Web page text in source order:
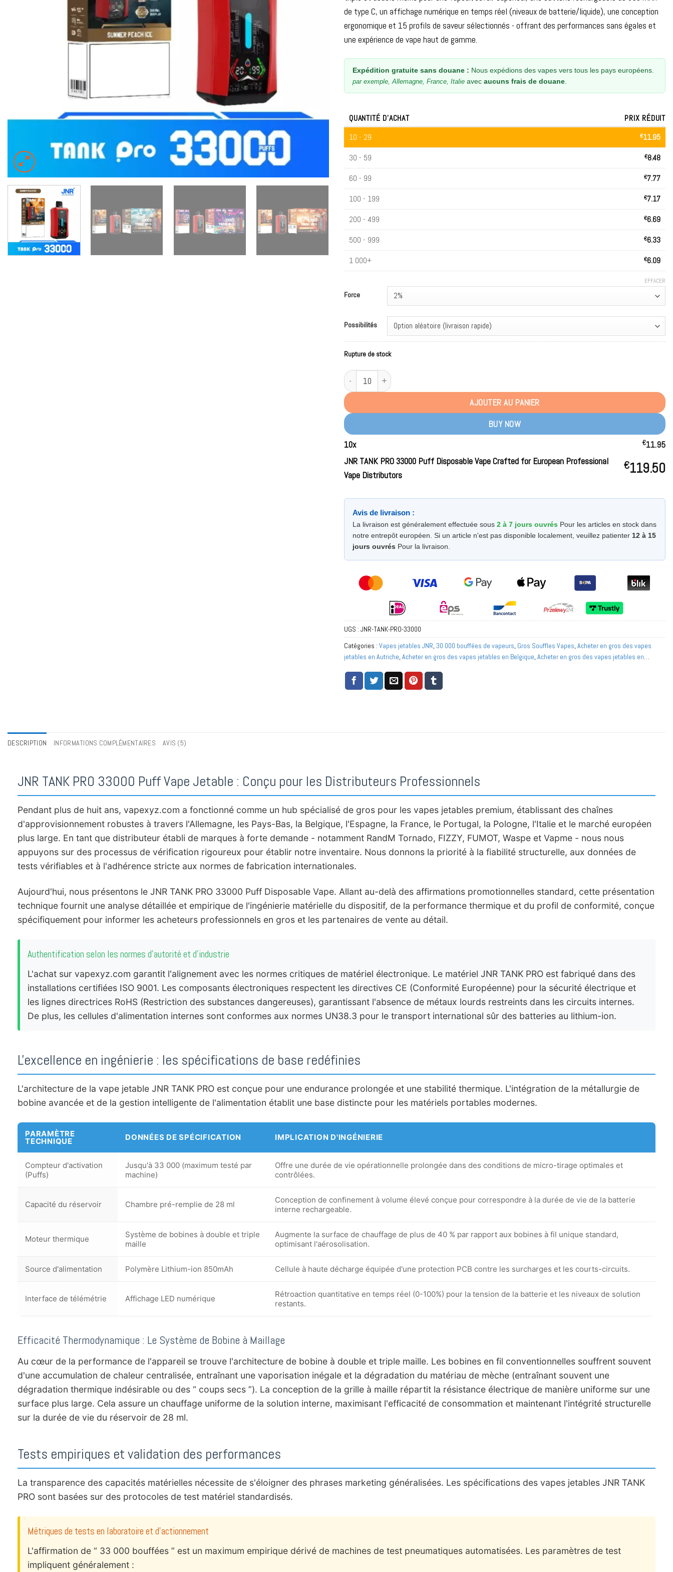
de type C, un affichage numérique en temps réel (niveaux de batterie/liquide), une conception
ergonomique et 15 profils de saveur sélectionnés - offrant des performances sans égales et
une expérience de vape haut de gamme.
Expédition gratuite sans douane : Nous expédions des vapes vers tous les pays européens.
par exemple, Allemagne, France, Italie avec aucuns frais de douane
QUANTITÉ D'ACHAT
PRIX RÉDUIT
10 - 29
€11.95
30 - 59
€8.48
60 - 99
€7.77
100 - 199
€7.17
200 - 499
€6.69
500 - 999
€6.33
1 000+
€6.09
Force
Possibilités
EFFACER
Rupture de stock
quantité de JNR TANK PRO 33000 Puff Disposable Vape Crafted for European Professional Vape Distributors
AJOUTER AU PANIER
BUY NOW
10x €11.95
JNR TANK PRO 33000 Puff Disposable Vape Crafted for European Professional
Vape Distributors
€119.50
Avis de livraison :
La livraison est généralement effectuée sous 2 à 7 jours ouvrés Pour les articles en stock dans
notre entrepôt européen. Si un article n'est pas disponible localement, veuillez patienter 12 à 15
jours ouvrés Pour la livraison.
UGS : JNR-TANK-PRO-33000
Catégories : Vapes jetables JNR, 30 000 bouffées de vapeurs, Gros Souffles Vapes, Acheter en gros des vapes
jetables en Autriche, Acheter en gros des vapes jetables en Belgique, Acheter en gros des vapes jetables en
en gros des vapes jetables aux Pays-Bas
vapes jetables en Pologne,Acheter en gros des vapes jetables au Portugal
DESCRIPTION INFORMATIONS COMPLÉMENTAIRES AVIS (5)
JNR TANK PRO 33000 Puff Vape Jetable : Conçu pour les Distributeurs Professionnels
Pendant plus de huit ans, vapexyz.com a fonctionné comme un hub spécialisé de gros pour les vapes jetables premium, établissant des chaînes
d'approvisionnement robustes à travers l'Allemagne, les Pays-Bas, la Belgique, l'Espagne, la France, le Portugal, la Pologne, l'Italie et le marché européen
plus large. En tant que distributeur établi de marques à forte demande - notamment RandM Tornado, FIZZY, FUMOT, Waspe et Vapme - nous nous
appuyons sur des processus de vérification rigoureux pour établir notre inventaire. Nous donnons la priorité à la fiabilité structurelle, aux données de
tests vérifiables et à l'adhérence stricte aux normes de fabrication internationales.
Aujourd'hui, nous présentons le JNR TANK PRO 33000 Puff Disposable Vape. Allant au-delà des affirmations promotionnelles standard, cette présentation
technique fournit une analyse détaillée et empirique de l'ingénierie matérielle du dispositif, de la performance thermique et du profil de conformité, conçue
spécifiquement pour informer les acheteurs professionnels en gros et les partenaires de vente au détail.
Authentification selon les normes d'autorité et d'industrie
L'achat sur vapexyz.com garantit l'alignement avec les normes critiques de matériel électronique. Le matériel JNR TANK PRO est fabriqué dans des
installations certifiées ISO 9001. Les composants électroniques respectent les directives CE (Conformité Européenne) pour la sécurité électrique et
les lignes directrices RoHS (Restriction des substances dangereuses), garantissant l'absence de métaux lourds restreints dans les circuits internes.
De plus, les cellules d'alimentation internes sont conformes aux normes UN38.3 pour le transport international sûr des batteries au lithium-ion.
L'excellence en ingénierie : les spécifications de base redéfinies
L'architecture de la vape jetable JNR TANK PRO est conçue pour une endurance prolongée et une stabilité thermique. L'intégration de la métallurgie de
bobine avancée et de la gestion intelligente de l'alimentation établit une base distincte pour les matériels portables modernes.
PARAMÈTRE
TECHNIQUE DONNÉES DE SPÉCIFICATION IMPLICATION D'INGÉNIERIE
Compteur d'activation
(Puffs)
Jusqu'à 33 000 (maximum testé par
machine)
Offre une durée de vie opérationnelle prolongée dans des conditions de micro-tirage optimales et
contrôlées.
Capacité du réservoir Chambre pré-remplie de 28 ml
Conception de confinement à volume élevé conçue pour correspondre à la durée de vie de la batterie
interne rechargeable.
Moteur thermique
Système de bobines à double et triple
maille
Augmente la surface de chauffage de plus de 40 % par rapport aux bobines à fil unique standard,
optimisant l'aérosolisation.
Source d'alimentation Polymère Lithium-ion 850mAh Cellule à haute décharge équipée d'une protection PCB contre les surcharges et les courts-circuits.
Interface de télémétrie Affichage LED numérique
Rétroaction quantitative en temps réel (0-100%) pour la tension de la batterie et les niveaux de solution
restants.
Efficacité Thermodynamique : Le Système de Bobine à Maillage
Au cœur de la performance de l'appareil se trouve l'architecture de bobine à double et triple maille. Les bobines en fil conventionnelles souffrent souvent
d'une accumulation de chaleur centralisée, entraînant une vaporisation inégale et la dégradation du matériau de mèche (entraînant souvent une
dégradation thermique indésirable ou des “ coups secs ”). La conception de la grille à maille répartit la résistance électrique de manière uniforme sur une
surface plus large. Cela assure un chauffage uniforme de la solution interne, maximisant l'efficacité de consommation et maintenant l'intégrité structurelle
sur la durée de vie du réservoir de 28 ml.
Tests empiriques et validation des performances
La transparence des capacités matérielles nécessite de s'éloigner des phrases marketing généralisées. Les spécifications des vapes jetables JNR TANK
PRO sont basées sur des protocoles de test matériel standardisés.
Métriques de tests en laboratoire et d'actionnement
L'affirmation de “ 33 000 bouffées ” est un maximum empirique dérivé de machines de test pneumatiques automatisées. Les paramètres de test
impliquent généralement :